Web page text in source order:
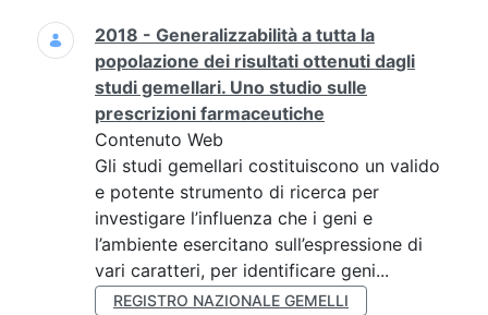
Ricerca
2018 - Generalizzabilità a tutta la
popolazione dei risultati ottenuti dagli
studi gemellari. Uno studio sulle
prescrizioni farmaceutiche
Contenuto Web
Gli studi gemellari costituiscono un valido
e potente strumento di ricerca per
investigare l’influenza che i geni e
l’ambiente esercitano sull’espressione di
vari caratteri, per identificare geni...
REGISTRO NAZIONALE GEMELLI